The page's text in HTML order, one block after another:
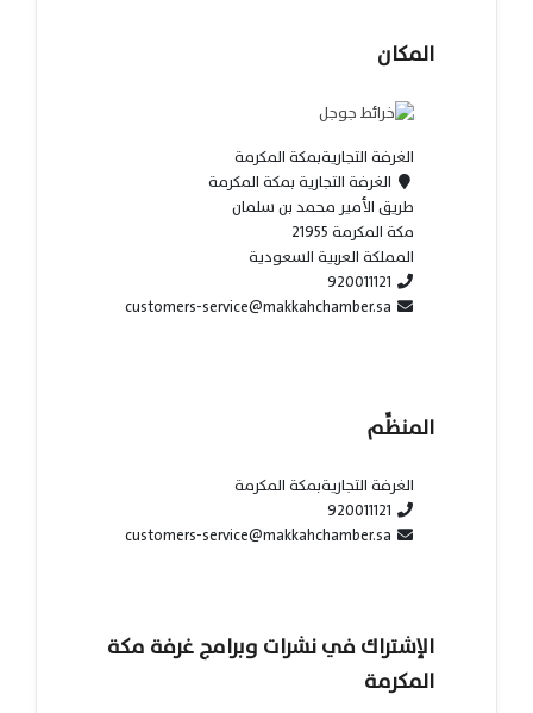
المكان
الغرفة التجاريةبمكة المكرمة
الغرفة التجارية بمكة المكرمة
طريق الأمير محمد بن سلمان
مكة المكرمة 21955
المملكة العربية السعودية
920011121
customers-service@makkahchamber.sa
المنظِّم
الغرفة التجاريةبمكة المكرمة
920011121
customers-service@makkahchamber.sa
الإشتراك في نشرات وبرامج غرفة مكة
المكرمة